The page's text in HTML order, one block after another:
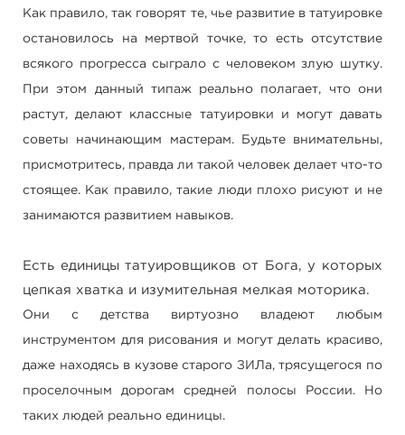
Как правило, так говорят те, чье развитие в татуировке
остановилось на мертвой точке, то есть отсутствие
всякого прогресса сыграло с человеком злую шутку.
При этом данный типаж реально полагает, что они
растут, делают классные татуировки и могут давать
советы начинающим мастерам. Будьте внимательны,
присмотритесь, правда ли такой человек делает что-то
стоящее. Как правило, такие люди плохо рисуют и не
занимаются развитием навыков.
Есть единицы татуировщиков от Бога, у которых
цепкая хватка и изумительная мелкая моторика.
Они с детства виртуозно владеют любым
инструментом для рисования и могут делать красиво,
даже находясь в кузове старого ЗИЛа, трясущегося по
проселочным дорогам средней полосы России. Но
таких людей реально единицы.